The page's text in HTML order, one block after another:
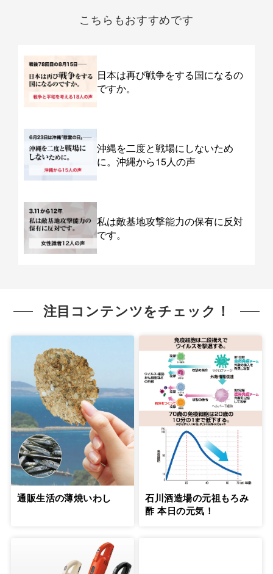
こちらもおすすめです
日本は再び戦争をする国になるの
ですか。
沖縄を二度と戦場にしないため
に。沖縄から15人の声
私は敵基地攻撃能力の保有に反対
です。
注目コンテンツをチェック！
通販生活の薄焼いわし
石川酒造場の元祖もろみ
酢 本日の元気！